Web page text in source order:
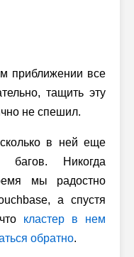
приближении все
тащить эту
не спешил.
в ней еще
багов. Никогда
мы радостно
а спустя
кластер в нем
обратно.